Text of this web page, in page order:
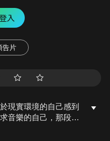
入
告片
現實環境的自己感到
音樂的自己，那段美